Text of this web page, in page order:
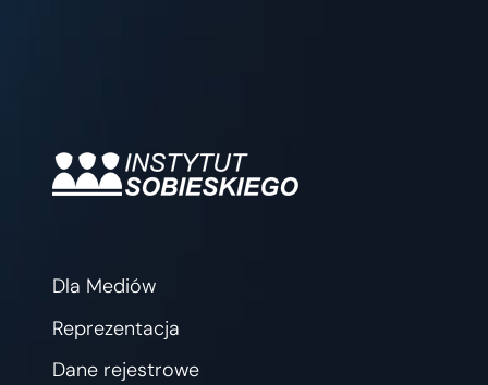
Dla Mediów
Reprezentacja
Dane rejestrowe